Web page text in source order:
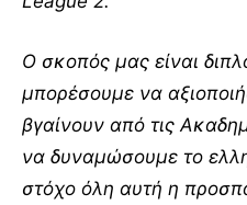
Ο σκοπός μας είναι
μπορέσουμε να
βγαίνουν από τις
να δυναμώσουμε το
στόχο όλη αυτή η